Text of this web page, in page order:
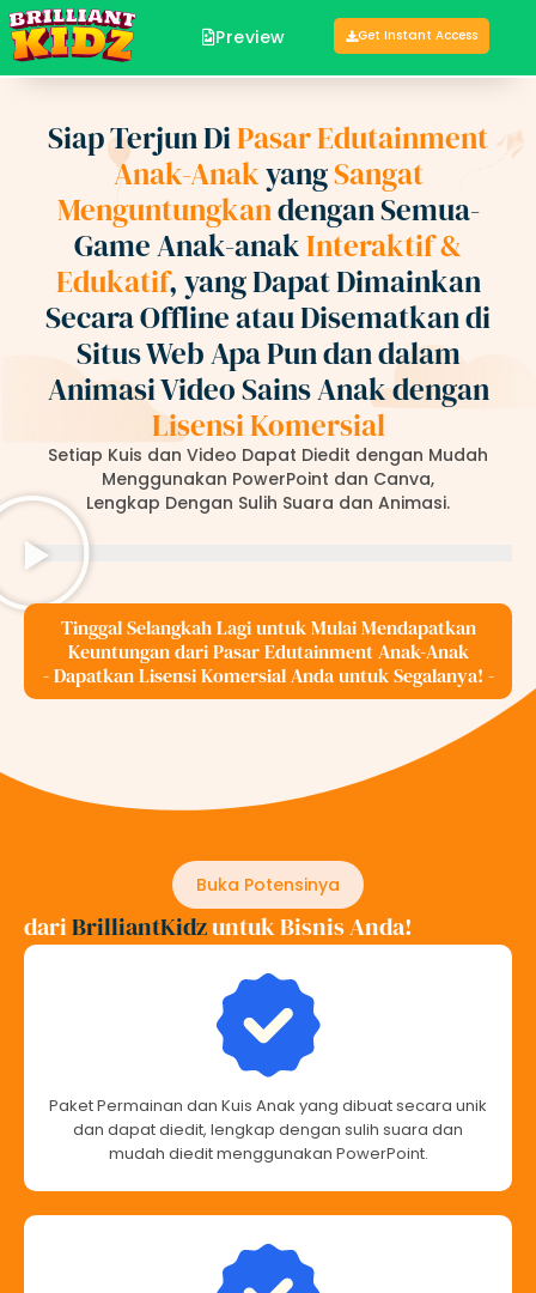
Preview Get Instant Access
Siap Terjun DiPasar Edutainment
Anak-AnakyangSangat
Menguntungkandengan Semua-
Game Anak-anakInteraktif &
Edukatif, yang Dapat Dimainkan
Secara Offline atau Disematkan di
Situs Web Apa Pun dan dalam
Animasi Video Sains Anak dengan
Lisensi Komersial
Setiap Kuis dan Video Dapat Diedit dengan Mudah
Menggunakan PowerPoint dan Canva,
Lengkap Dengan Sulih Suara dan Animasi.
Tinggal Selangkah Lagi untuk Mulai Mendapatkan
Keuntungan dari Pasar Edutainment Anak-Anak
- Dapatkan Lisensi Komersial Anda untuk Segalanya! -
Buka Potensinya
dariBrilliantKidzuntuk Bisnis Anda!
Paket Permainan dan Kuis Anak yang dibuat secara unik
dan dapat diedit, lengkap dengan sulih suara dan
mudah diedit menggunakan PowerPoint.